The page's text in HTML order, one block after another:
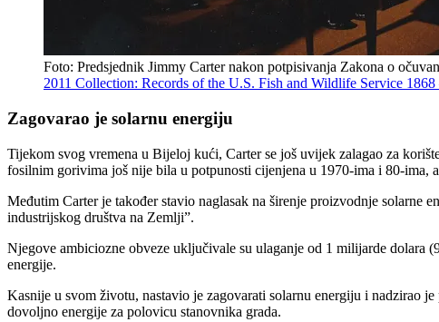
Foto: Predsjednik Jimmy Carter nakon potpisivanja Zakona o
2011 Collection: Records of the U.S. Fish and Wildlife Service 1868
Zagovarao je solarnu energiju
Tijekom svog vremena u Bijeloj kući, Carter se još uvijek zalagao za
fosilnim gorivima još nije bila u potpunosti cijenjena u 1970-ima i 80-
Međutim Carter je također stavio naglasak na širenje proizvodnje solarne
industrijskog društva na Zemlji”.
Njegove ambiciozne obveze uključivale su ulaganje od 1 milijarde dolara
energije.
Kasnije u svom životu, nastavio je zagovarati solarnu energiju i nadzirao
dovoljno energije za polovicu stanovnika grada.